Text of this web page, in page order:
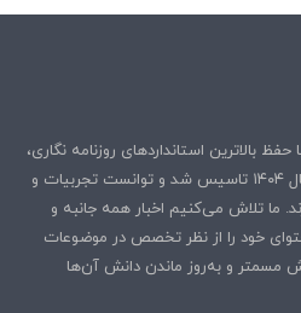
بالاترین استانداردهای روزنامه نگاری،
تعهد اخلاقی، تولید محتوا و.. در سال ۱۴۰۴ تاسیس شد و توانست تجربیات و
ما تلاش می‌کنیم اخبار همه جانبه و
خود را از نظر تخصص در موضوعات
و به‌روز ماندن دانش آن‌ها